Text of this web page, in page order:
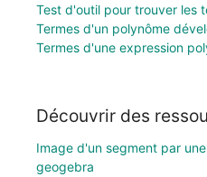
Test d'outil pour trouver les
Termes d'un polynôme
Termes d'une expression
Découvrir des
Image d'un segment par
geogebra